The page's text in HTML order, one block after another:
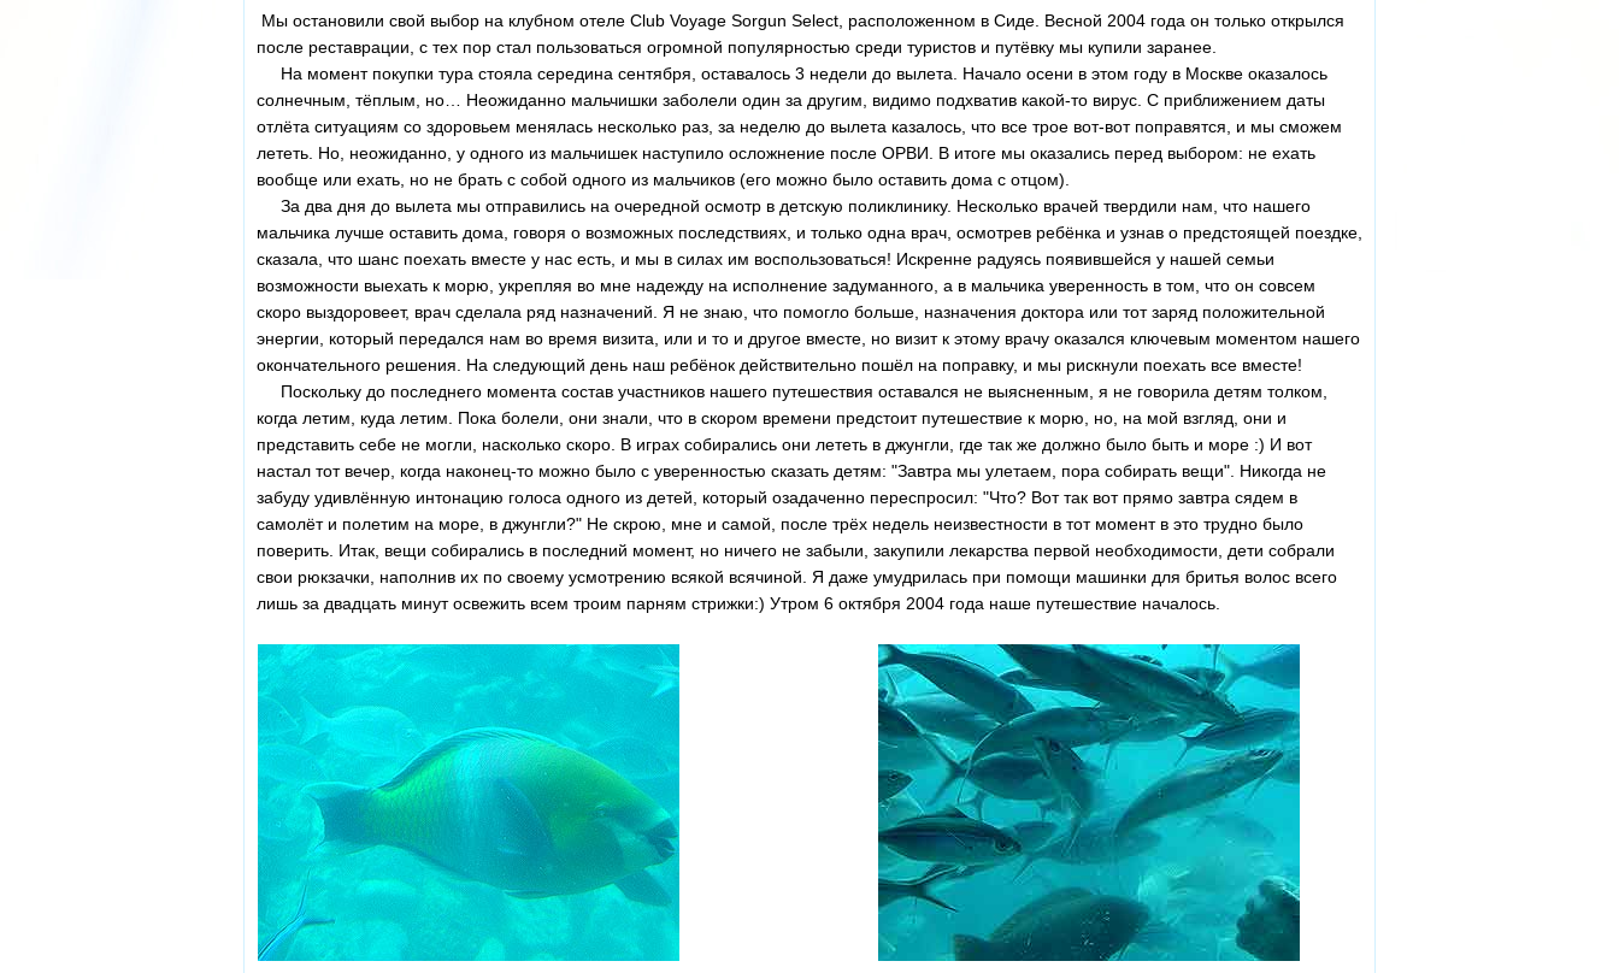
Мы остановили свой выбор на клубном отеле Club Voyage Sorgun Select, расположенном в Сиде. Весной 2004 года он только открылся
после реставрации, с тех пор стал пользоваться огромной популярностью среди туристов и путёвку мы купили заранее.
На момент покупки тура стояла середина сентября, оставалось 3 недели до вылета. Начало осени в этом году в Москве оказалось
солнечным, тёплым, но… Неожиданно мальчишки заболели один за другим, видимо подхватив какой-то вирус. С приближением даты
отлёта ситуациям со здоровьем менялась несколько раз, за неделю до вылета казалось, что все трое вот-вот поправятся, и мы сможем
лететь. Но, неожиданно, у одного из мальчишек наступило осложнение после ОРВИ. В итоге мы оказались перед выбором: не ехать
вообще или ехать, но не брать с собой одного из мальчиков (его можно было оставить дома с отцом).
За два дня до вылета мы отправились на очередной осмотр в детскую поликлинику. Несколько врачей твердили нам, что нашего
мальчика лучше оставить дома, говоря о возможных последствиях, и только одна врач, осмотрев ребёнка и узнав о предстоящей поездке,
сказала, что шанс поехать вместе у нас есть, и мы в силах им воспользоваться! Искренне радуясь появившейся у нашей семьи
возможности выехать к морю, укрепляя во мне надежду на исполнение задуманного, а в мальчика уверенность в том, что он совсем
скоро выздоровеет, врач сделала ряд назначений. Я не знаю, что помогло больше, назначения доктора или тот заряд положительной
энергии, который передался нам во время визита, или и то и другое вместе, но визит к этому врачу оказался ключевым моментом нашего
окончательного решения. На следующий день наш ребёнок действительно пошёл на поправку, и мы рискнули поехать все вместе!
Поскольку до последнего момента состав участников нашего путешествия оставался не выясненным, я не говорила детям толком,
когда летим, куда летим. Пока болели, они знали, что в скором времени предстоит путешествие к морю, но, на мой взгляд, они и
представить себе не могли, насколько скоро. В играх собирались они лететь в джунгли, где так же должно было быть и море :) И вот
настал тот вечер, когда наконец-то можно было с уверенностью сказать детям: "Завтра мы улетаем, пора собирать вещи". Никогда не
забуду удивлённую интонацию голоса одного из детей, который озадаченно переспросил: "Что? Вот так вот прямо завтра сядем в
самолёт и полетим на море, в джунгли?" Не скрою, мне и самой, после трёх недель неизвестности в тот момент в это трудно было
поверить. Итак, вещи собирались в последний момент, но ничего не забыли, закупили лекарства первой необходимости, дети собрали
свои рюкзачки, наполнив их по своему усмотрению всякой всячиной. Я даже умудрилась при помощи машинки для бритья волос всего
лишь за двадцать минут освежить всем троим парням стрижки:) Утром 6 октября 2004 года наше путешествие началось.